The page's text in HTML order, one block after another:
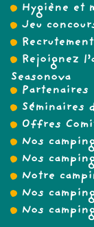
Hygiène et
Jeu
Rejoignez
Seasonova
Partenaires
Séminaires
Offres
Nos
Nos
Notre
Nos
Nos